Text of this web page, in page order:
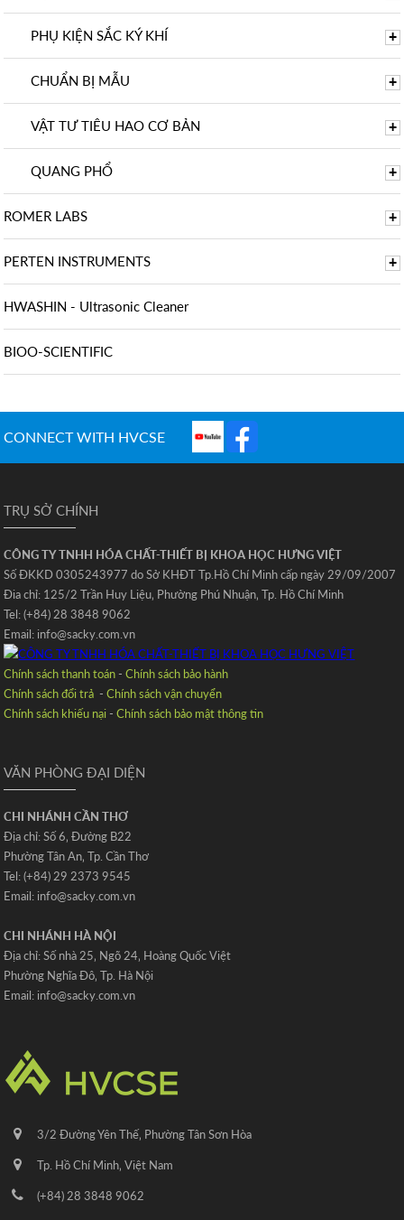
PHỤ KIỆN SẮC KÝ KHÍ +
CHUẨN BỊ MẪU +
VẬT TƯ TIÊU HAO CƠ BẢN +
QUANG PHỔ +
ROMER LABS +
PERTEN INSTRUMENTS +
HWASHIN - Ultrasonic Cleaner
BIOO-SCIENTIFIC
CONNECT WITH HVCSE
TRỤ SỞ CHÍNH
CÔNG TY TNHH HÓA CHẤT-THIẾT BỊ KHOA HỌC HƯNG VIỆT
Số ĐKKD 0305243977 do Sở KHĐT Tp.Hồ Chí Minh cấp ngày 29/09/2007
Đia chỉ: 125/2 Trần Huy Liệu‚ Phường Phú Nhuận‚ Tp. Hồ Chí Minh
Tel: (+84) 28 3848 9062
Email: info@sacky.com.vn
Chính sách thanh toán-Chính sách bảo hành
Chính sách đổi trả -Chính sách vận chuyển
Chính sách khiếu nại-Chính sách bảo mật thông tin
VĂN PHÒNG ĐẠI DIỆN
CHI NHÁNH CẦN THƠ
Địa chỉ: Số 6‚ Đường B22
Phường Tân An‚ Tp. Cần Thơ
Tel: (+84) 29 2373 9545
Email: info@sacky.com.vn
CHI NHÁNH HÀ NỘI
Địa chỉ: Số nhà 25‚ Ngõ 24‚ Hoàng Quốc Việt
Phường Nghĩa Đô‚ Tp. Hà Nội
Email: info@sacky.com.vn
3/2 Đường Yên Thế‚ Phường Tân Sơn Hòa
Tp. Hồ Chí Minh‚ Việt Nam
(+84) 28 3848 9062